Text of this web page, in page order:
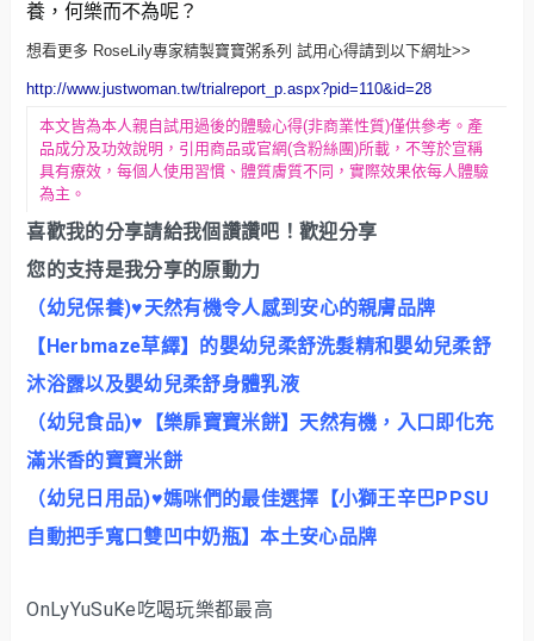
養，何樂而不為呢？
想看更多 RoseLily專家精製寶寶粥系列 試用心得請到以下網址>>
http://www.justwoman.tw/trialreport_p.aspx?pid=110&id=28
本文皆為本人親自試用過後的體驗心得(非商業性質)僅供參考。產
品成分及功效說明，引用商品或官網(含粉絲團)所載，不等於宣稱
具有療效，每個人使用習慣、體質膚質不同，實際效果依每人體驗
為主。
喜歡我的分享請給我個讚讚吧！歡迎分享
您的支持是我分享的原動力
（幼兒保養)♥天然有機令人感到安心的親膚品牌
【Herbmaze草繹】的嬰幼兒柔舒洗髮精和嬰幼兒柔舒
沐浴露以及嬰幼兒柔舒身體乳液
（幼兒食品)♥【樂扉寶寶米餅】天然有機，入口即化充
滿米香的寶寶米餅
（幼兒日用品)♥媽咪們的最佳選擇【小獅王辛巴PPSU
自動把手寬口雙凹中奶瓶】本土安心品牌
OnLyYuSuKe吃喝玩樂都最高